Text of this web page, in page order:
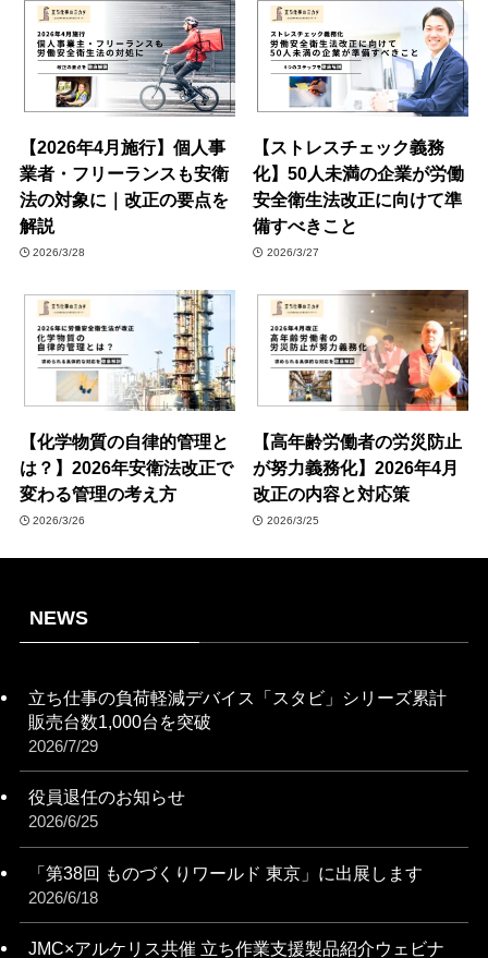
【2026年4月施行】個人事
業者・フリーランスも安衛
法の対象に｜改正の要点を
解説
2026/3/28
【ストレスチェック義務
化】50人未満の企業が労働
安全衛生法改正に向けて準
備すべきこと
2026/3/27
【化学物質の自律的管理と
は？】2026年安衛法改正で
変わる管理の考え方
2026/3/26
【高年齢労働者の労災防止
が努力義務化】2026年4月
改正の内容と対応策
2026/3/25
NEWS
立ち仕事の負荷軽減デバイス「スタビ」シリーズ累計
販売台数1,000台を突破
2026/7/29
役員退任のお知らせ
2026/6/25
「第38回 ものづくりワールド 東京」に出展します
2026/6/18
JMC×アルケリス共催 立ち作業支援製品紹介ウェビナ